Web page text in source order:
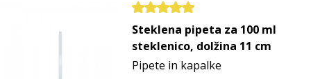
Steklena pipeta za 100 ml
steklenico, dolžina 11 cm
Pipete in kapalke